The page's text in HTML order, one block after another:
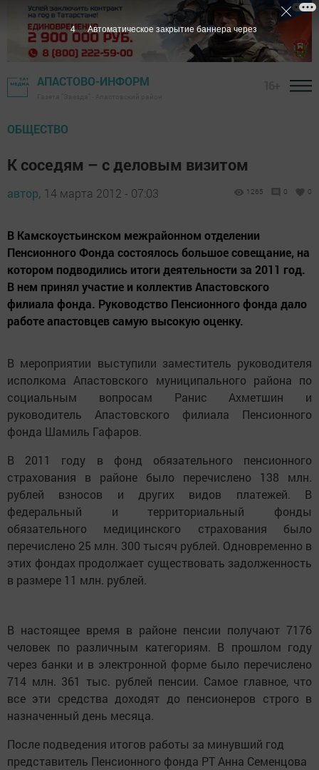
АПАСТОВО-ИНФОРМ
ОБЩЕСТВО
К соседям – с деловым визитом
автор, 14 марта 2012 - 07:03 1265 0 0
В Камскоустьинском межрайонном отделении
Пенсионного Фонда состоялось большое совещание, на
котором подводились итоги деятельности за 2011 год.
В нем принял участие и коллектив Апастовского
филиала фонда. Руководство Пенсионного фонда дало
работе апастовцев самую высокую оценку.
В мероприятии выступили заместитель руководителя
исполкома Апастовского муниципального района по
социальным вопросам Ранис Ахметшин и
руководитель Апастовского филиала Пенсионного
фонда Шамиль Гафаров.
В 2011 году в фонд обязательного пенсионного
страхования в районе было перечислено 138 млн.
рублей взносов и других видов платежей. В
федеральный и территориальный фонды
обязательного медицинского страхования было
перечислено 25 млн. 300 тысяч рублей. Одновременно в
этих фондах продолжает существовать задолженность
в размере 11 млн. рублей.
В настоящее время в районе пенсии получают 7176
человек по различным категориям. В прошлом году
через банки и в электронной форме было перечислено
714 млн. 361 тыс. рублей пенсии. Самое главное, что
все эти средства доходят до пенсионеров строго в
назначенный день месяца.
После подведения итогов работы за минувший год
представитель Пенсионного фонда РТ Анна Семенцова
3 Автоматическое закрытие баннера через